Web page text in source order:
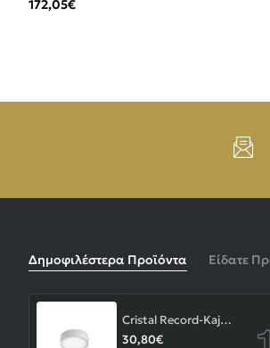
172,05€
Δημοφιλέστερα Προϊόντα Είδατε
Cristal Record-Kaju Φωτιστικό Οροφής/Επιτοίχιο LED 8W, Γκρι
30,80€